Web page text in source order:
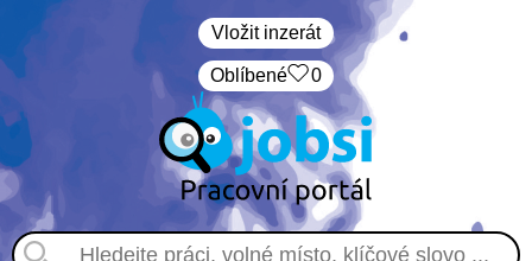
Vložit inzerát
Oblíbené 0